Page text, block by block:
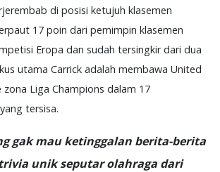
di posisi ketujuh klasemen
17 poin dari pemimpin klasemen
Eropa dan sudah tersingkir dari dua
utama Carrick adalah membawa United
zona Liga Champions dalam 17
tersisa.
gak mau ketinggalan berita-berita
unik seputar olahraga dari